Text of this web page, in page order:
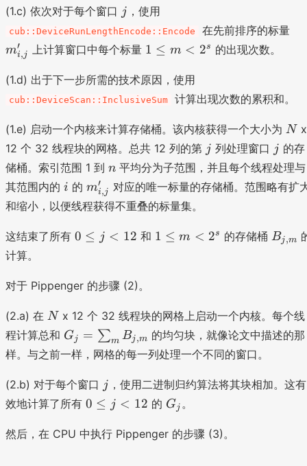
2
)
},j
}
(1.c) 依次对于每个窗口 jj ，使用
cub::DeviceRunLengthEncode::Encode 在先前排序的标量
mi,j
′ 上计算窗口中每个标量 1
e
m
2
^
s
1 ≤ m < 2s 的出现次数。
(1.d) 出于下一步所需的技术原因，使用
cub::DeviceScan::InclusiveSum 计算出现次数的累积和。
(1.e) 启动一个内核来计算存储桶。该内核获得一个大小为 N
N x
12 个 32 线程块的网格。总共 12 列的第 jj 列处理窗口 j
j 的存
储桶。索引范围 1 到 n
n 平均分为子范围，并且每个线程处理与
其范围内的 i
i 的 m
'_
{i
,j
mi,j
′
对应的唯一标量的存储桶。范围略有扩
和缩小，以便线程获得不重叠的标量集。
这结束了所有 0
j
1
0 ≤ j < 12 和 1
2
^
s
1 ≤ m < 2s 的存储桶 B
}
Bj,m
计算。
对于 Pippenger 的步骤 (2)。
(2.a) 在 N
N x 12 个 32 线程块的网格上启动一个内核。每个线
程计算总和 G
_j
=
\
s
u
m
Gj = ∑m Bj,m 的均匀块，就像论文中描述的那
样。与之前一样，网格的每一列处理一个不同的窗口。
(2.b) 对于每个窗口 jj ，使用二进制归约算法将其块相加。这有
效地计算了所有 0
e
0 ≤ j < 12 的 G
j
Gj 。
然后，在 CPU 中执行 Pippenger 的步骤 (3)。